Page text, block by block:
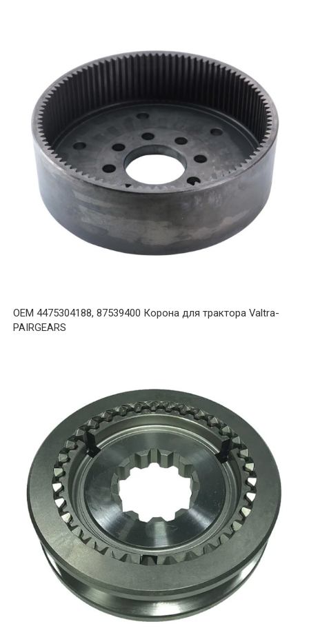
OEM 4475304188, 87539400 Корона для трактора Valtra-
PAIRGEARS